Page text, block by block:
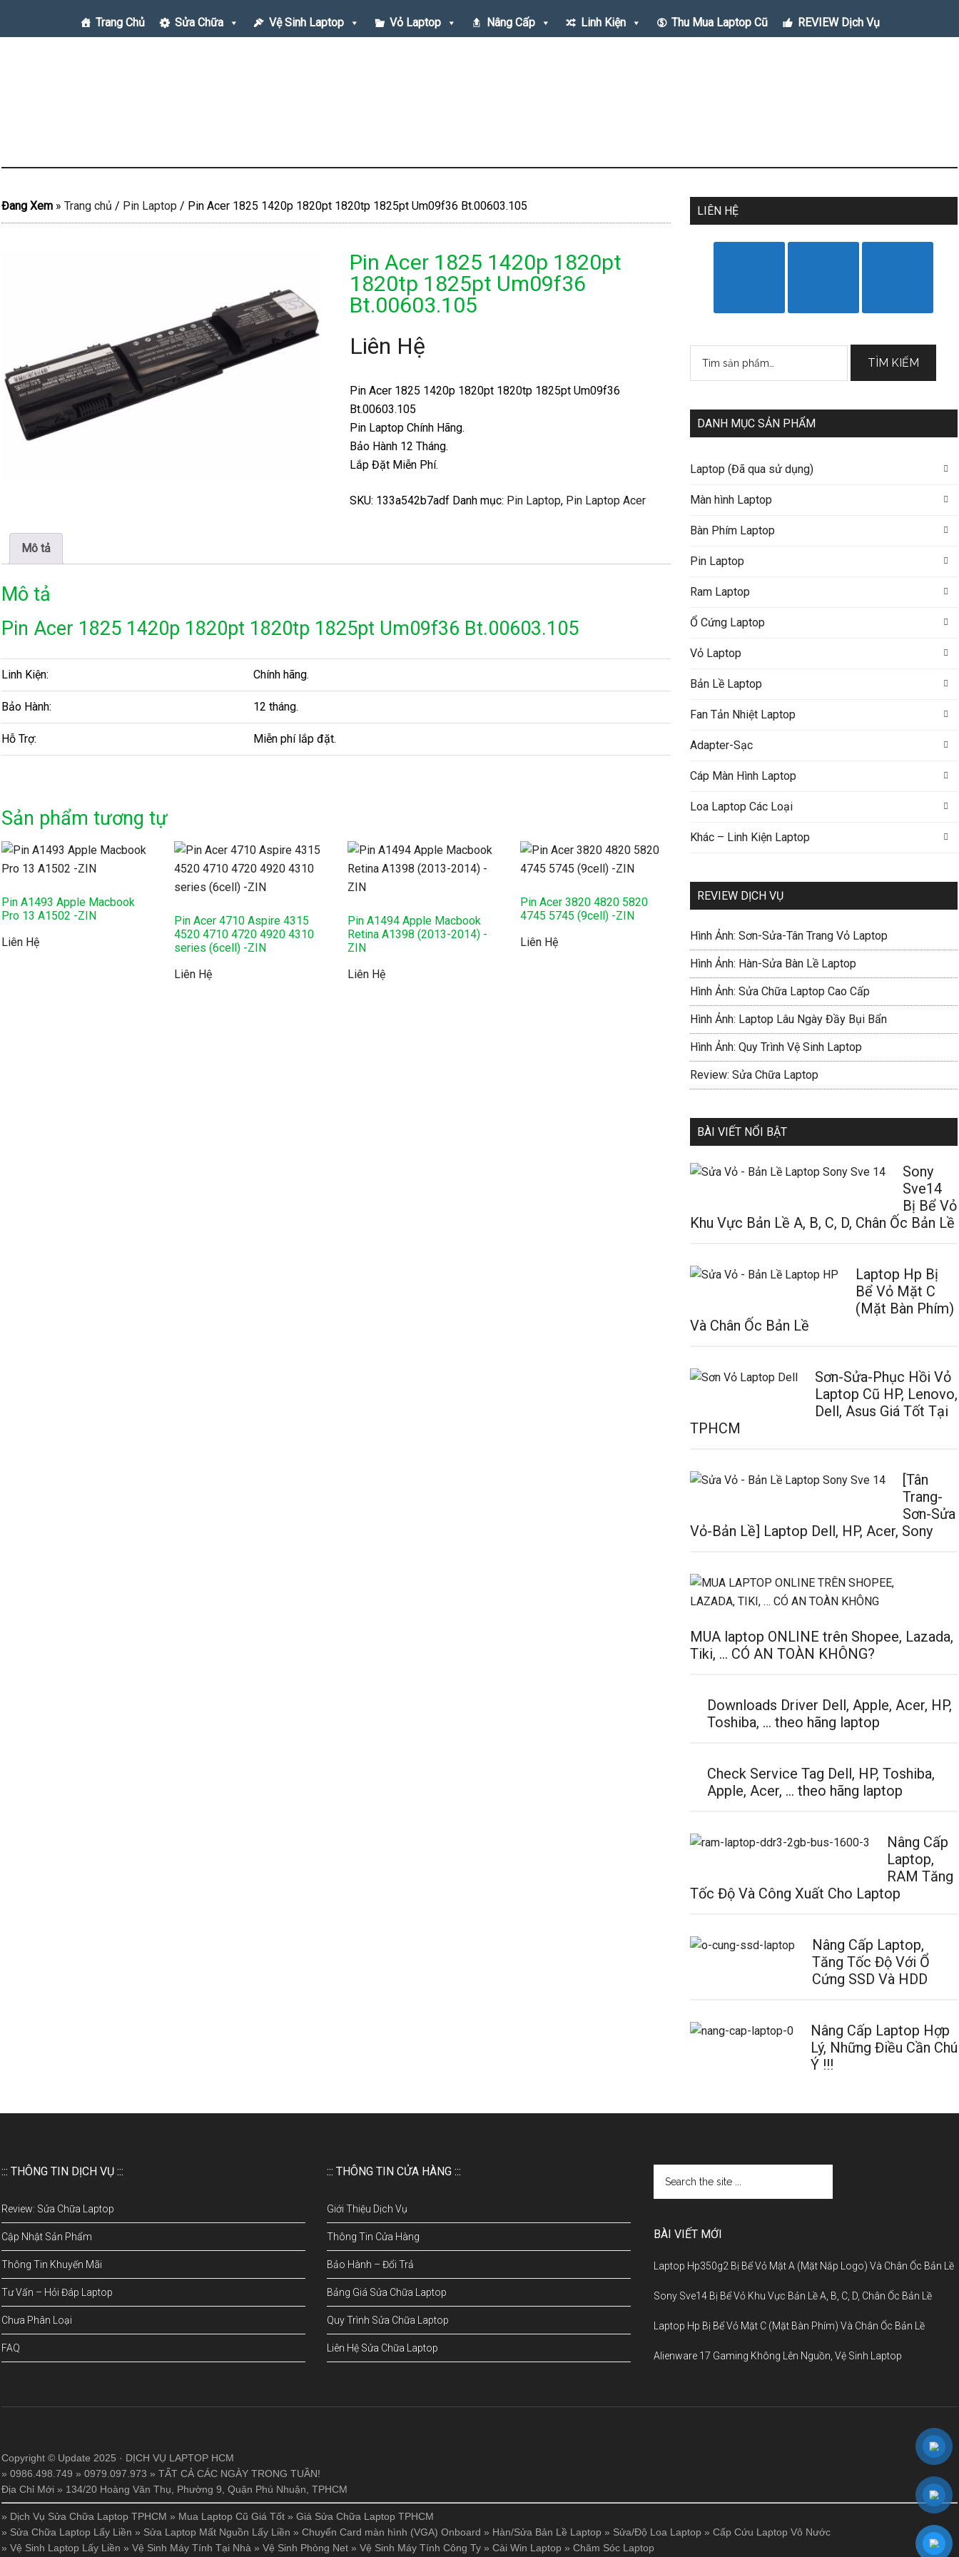
Trang Chủ Sửa Chữa Vệ Sinh Laptop Vỏ Laptop Nâng Cấp Linh Kiện Thu Mua Laptop Cũ REVIEW Dịch Vụ
Đang Xem » Trang chủ / Pin Laptop / Pin Acer 1825 1420p 1820pt 1820tp 1825pt Um09f36 Bt.00603.105
Pin Acer 1825 1420p 1820pt
1820tp 1825pt Um09f36
Bt.00603.105
Liên Hệ
Pin Acer 1825 1420p 1820pt 1820tp 1825pt Um09f36
Bt.00603.105
Pin Laptop Chính Hãng.
Bảo Hành 12 Tháng.
Lắp Đặt Miễn Phí.
SKU: 133a542b7adf Danh mục: Pin Laptop, Pin Laptop Acer
Mô tả
Mô tả
Pin Acer 1825 1420p 1820pt 1820tp 1825pt Um09f36 Bt.00603.105
Linh Kiện: Chính hãng.
Bảo Hành: 12 tháng.
Hỗ Trợ: Miễn phí lắp đặt.
Sản phẩm tương tự
Pin A1493 Apple Macbook
Pro 13 A1502 -ZIN
Liên Hệ
Pin Acer 4710 Aspire 4315
4520 4710 4720 4920 4310
series (6cell) -ZIN
Liên Hệ
Pin A1494 Apple Macbook
Retina A1398 (2013-2014) -
ZIN
Liên Hệ
Pin Acer 3820 4820 5820
4745 5745 (9cell) -ZIN
Liên Hệ
LIÊN HỆ
kiếm:
TÌM KIẾM
DANH MỤC SẢN PHẨM
Laptop (Đã qua sử dụng)
Màn hình Laptop
Bàn Phím Laptop
Pin Laptop
Ram Laptop
Ổ Cứng Laptop
Vỏ Laptop
Bản Lề Laptop
Fan Tản Nhiệt Laptop
Adapter-Sạc
Cáp Màn Hình Laptop
Loa Laptop Các Loại
Khác – Linh Kiện Laptop
REVIEW DỊCH VỤ
Hình Ảnh: Sơn-Sửa-Tân Trang Vỏ Laptop
Hình Ảnh: Hàn-Sửa Bàn Lề Laptop
Hình Ảnh: Sửa Chữa Laptop Cao Cấp
Hình Ảnh: Laptop Lâu Ngày Đầy Bụi Bẩn
Hình Ảnh: Quy Trình Vệ Sinh Laptop
Review: Sửa Chữa Laptop
BÀI VIẾT NỔI BẬT
Sony
Sve14
Bị Bể Vỏ
Khu Vực Bản Lề A, B, C, D, Chân Ốc Bản Lề
Laptop Hp Bị
Bể Vỏ Mặt C
(Mặt Bàn Phím)
Và Chân Ốc Bản Lề
Sơn-Sửa-Phục Hồi Vỏ
Laptop Cũ HP, Lenovo,
Dell, Asus Giá Tốt Tại
TPHCM
[Tân
Trang-
Sơn-Sửa
Vỏ-Bản Lề] Laptop Dell, HP, Acer, Sony
MUA laptop ONLINE trên Shopee, Lazada,
Tiki, … CÓ AN TOÀN KHÔNG?
Downloads Driver Dell, Apple, Acer, HP,
Toshiba, … theo hãng laptop
Check Service Tag Dell, HP, Toshiba,
Apple, Acer, … theo hãng laptop
Nâng Cấp
Laptop,
RAM Tăng
Tốc Độ Và Công Xuất Cho Laptop
Nâng Cấp Laptop,
Tăng Tốc Độ Với Ổ
Cứng SSD Và HDD
Nâng Cấp Laptop Hợp
Lý, Những Điều Cần Chú
Ý !!!
::: THÔNG TIN DỊCH VỤ :::
Review: Sửa Chữa Laptop
Cập Nhật Sản Phẩm
Thông Tin Khuyến Mãi
Tư Vấn – Hỏi Đáp Laptop
Chưa Phân Loại
FAQ
::: THÔNG TIN CỬA HÀNG :::
Giới Thiệu Dịch Vụ
Thông Tin Cửa Hàng
Bảo Hành – Đổi Trả
Bảng Giá Sửa Chữa Laptop
Quy Trình Sửa Chữa Laptop
Liên Hệ Sửa Chữa Laptop
BÀI VIẾT MỚI
Laptop Hp350g2 Bị Bể Vỏ Mặt A (Mặt Nắp Logo) Và Chân Ốc Bản Lề
Sony Sve14 Bị Bể Vỏ Khu Vực Bản Lề A, B, C, D, Chân Ốc Bản Lề
Laptop Hp Bị Bể Vỏ Mặt C (Mặt Bàn Phím) Và Chân Ốc Bản Lề
Alienware 17 Gaming Không Lên Nguồn, Vệ Sinh Laptop
Copyright © Update 2025 · DỊCH VỤ LAPTOP HCM
» 0986.498.749 » 0979.097.973 » TẤT CẢ CÁC NGÀY TRONG TUẦN!
Địa Chỉ Mới » 134/20 Hoàng Văn Thụ, Phường 9, Quận Phú Nhuận, TPHCM
» Dịch Vụ Sửa Chữa Laptop TPHCM » Mua Laptop Cũ Giá Tốt » Giá Sửa Chữa Laptop TPHCM
» Sửa Chữa Laptop Lấy Liền » Sửa Laptop Mất Nguồn Lấy Liền » Chuyển Card màn hình (VGA) Onboard » Hàn/Sửa Bản Lề Laptop » Sửa/Độ Loa Laptop » Cấp Cứu Laptop Vô Nước
» Vệ Sinh Laptop Lấy Liền » Vệ Sinh Máy Tính Tại Nhà » Vệ Sinh Phòng Net » Vệ Sinh Máy Tính Công Ty » Cài Win Laptop » Chăm Sóc Laptop